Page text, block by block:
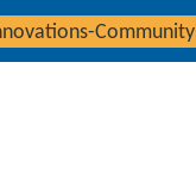
Community